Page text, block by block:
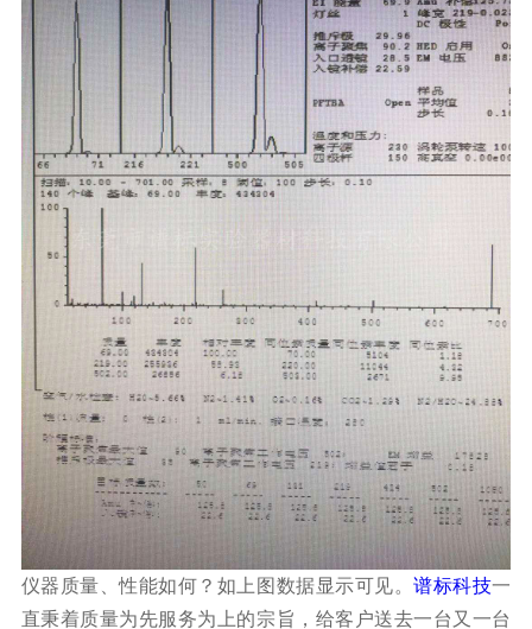
仪器质量、性能如何？如上图数据显示可见。谱标科技一
直秉着质量为先服务为上的宗旨，给客户送去一台又一台